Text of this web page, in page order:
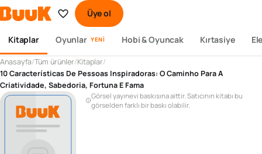
Üye ol
Kitaplar Oyunlar YENI Hobi & Oyuncak Kırtasiye
Anasayfa/Tüm ürünler/Kitaplar/
10 Características De Pessoas Inspiradoras: O Caminho Para A
Criatividade, Sabedoria, Fortuna E Fama
Görsel yayınevi baskısına aittir. Satıcının kitabı bu
görselden farklı bir baskı olabilir.